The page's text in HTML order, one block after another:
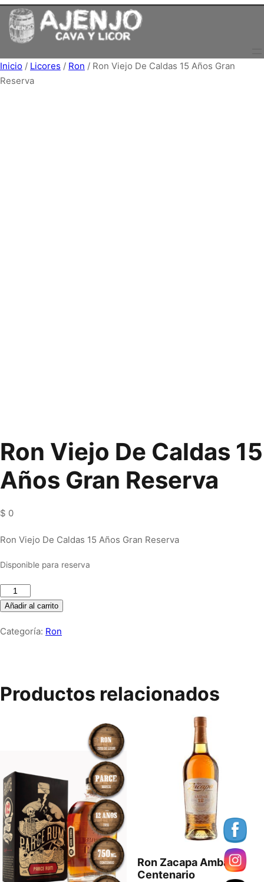
Saltar
contenido
Inicio / Licores / Ron / Ron Viejo De Caldas 15 Años Gran
Reserva
Ron Viejo De Caldas 15
Años Gran Reserva
$ 0
Ron Viejo De Caldas 15 Años Gran Reserva
Disponible para reserva
Ron
Viejo
Caldas
Reserva
Añadir al carrito
Categoría: Ron
Productos relacionados
Ron Zacapa Ambar
Centenario